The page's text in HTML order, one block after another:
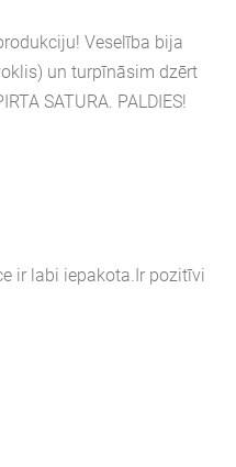
Veselība bija
un turpīnāsim dzērt
SATURA. PALDIES!
ir labi iepakota.Ir pozitīvi